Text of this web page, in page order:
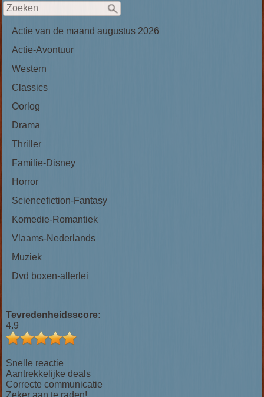
Actie van de maand augustus 2026
Actie-Avontuur
Western
Classics
Oorlog
Drama
Thriller
Familie-Disney
Horror
Sciencefiction-Fantasy
Komedie-Romantiek
Vlaams-Nederlands
Muziek
Dvd boxen-allerlei
Tevredenheidsscore:
4.9
Snelle reactie
Aantrekkelijke deals
Correcte communicatie
Zeker aan te raden!